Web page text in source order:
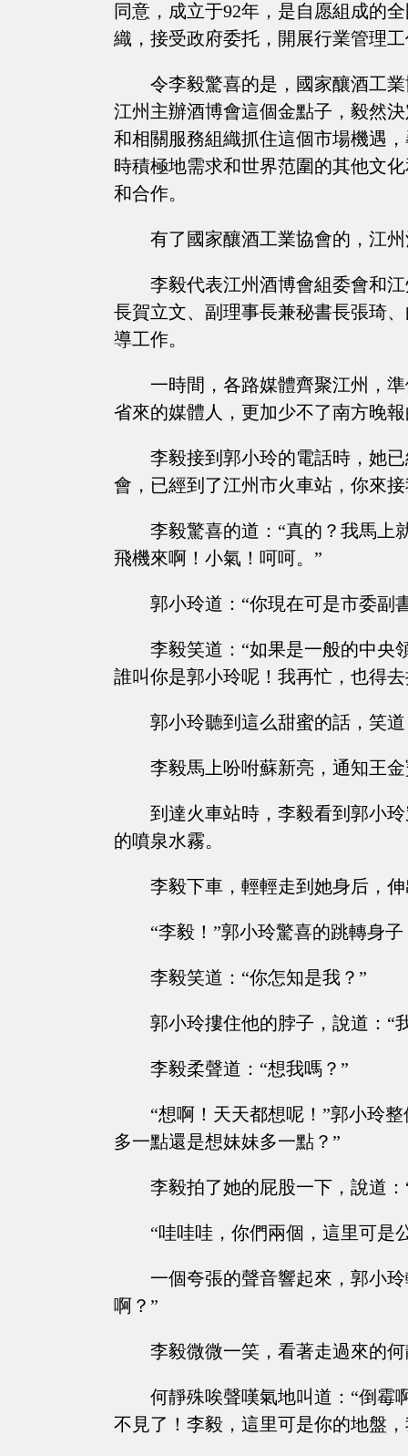
同意，成立于92年，是自愿組成的
織，接受政府委托，開展行業管理
令李毅驚喜的是，國家釀酒工
江州主辦酒博會這個金點子，毅然
和相關服務組織抓住這個市場機遇
時積極地需求和世界范圍的其他文
和合作。
有了國家釀酒工業協會的，江
李毅代表江州酒博會組委會和
長賀立文、副理事長兼秘書長張琦
導工作。
一時間，各路媒體齊聚江州，
省來的媒體人，更加少不了南方晚
李毅接到郭小玲的電話時，她
會，已經到了江州市火車站，你來
李毅驚喜的道：“真的？我馬上
飛機來啊！小氣！呵呵。”
郭小玲道：“你現在可是市委副
李毅笑道：“如果是一般的中央
誰叫你是郭小玲呢！我再忙，也得
郭小玲聽到這么甜蜜的話，笑
李毅馬上吩咐蘇新亮，通知王
到達火車站時，李毅看到郭小
的噴泉水霧。
李毅下車，輕輕走到她身后，
“李毅！”郭小玲驚喜的跳轉身
李毅笑道：“你怎知是我？”
郭小玲摟住他的脖子，說道：“
李毅柔聲道：“想我嗎？”
“想啊！天天都想呢！”郭小玲
多一點還是想妹妹多一點？”
李毅拍了她的屁股一下，說道
“哇哇哇，你們兩個，這里可是
一個夸張的聲音響起來，郭小
啊？”
李毅微微一笑，看著走過來的
何靜殊唉聲嘆氣地叫道：“倒霉
不見了！李毅，這里可是你的地盤